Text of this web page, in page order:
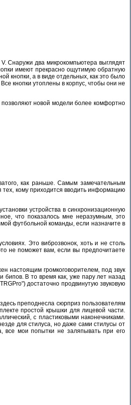
Снаружи два микрокомпьютера выглядят
имеют прекрасно ощутимую обратную
кнопки, а в виде отдельных, как это было
кнопки утоплены в корпус, чтобы они не
позволяют новой модели более комфортно
как раньше. Самым замечательным
тех, кому приходится вводить информацию
устройства в синхронизационную
что показалось мне неразумным, это
футбольной команды, если назначите в
Это виброзвонок, хоть и не столь
не поможет вам, если вы предпочитаете
настоящим громкоговорителем, под звук
бипов. В то время как, уже пару лет назад
достаточно продвинутую звуковую
преподнесла сюрприз пользователям
простой крышки для лицевой части.
с пластиковыми наконечниками.
для стилуса, но даже сами стилусы от
все мои попытки не заляпывать при его